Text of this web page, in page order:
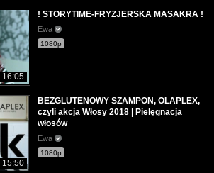
16:05
! STORYTIME-FRYZJERSKA MASAKRA !
Ewa
1080p
15:50
BEZGLUTENOWY SZAMPON, OLAPLEX,
czyli akcja Włosy 2018 | Pielęgnacja
włosów
Ewa
1080p